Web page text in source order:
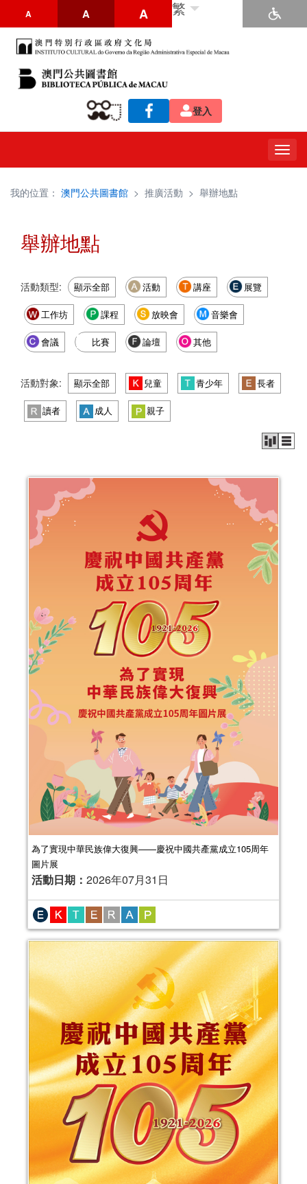
A A A 繁
登入
我的位置： 澳門公共圖書館 > 推廣活動 > 舉辦地點
舉辦地點
活動類型: 顯示全部 活動 講座 展覽
工作坊 課程 放映會 音樂會
會議 比賽 論壇 其他
活動對象: 顯示全部 兒童 青少年 長者
讀者 成人 親子
為了實現中華民族偉大復興——慶祝中國共產黨成立105周年
圖片展
活動日期： 2026年07月31日